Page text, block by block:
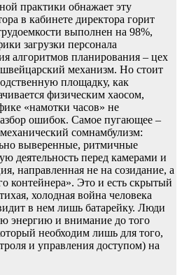
практики обнажает эту
в кабинете директора горит
выполнен на 98%,
загрузки персонала
алгоритмов планирования – цех
механизм. Но стоит
площадку, как
физическим хаосом,
«намотки часов» не
ошибок. Самое пугающее –
сомнамбулизм:
выверенные, ритмичные
деятельность перед камерами и
направленная не на созидание, а
контейнера». Это и есть скрытый
холодная война человека
в нем лишь батарейку. Люди
энергию и внимание до того
необходим лишь для того,
и управления доступом) на